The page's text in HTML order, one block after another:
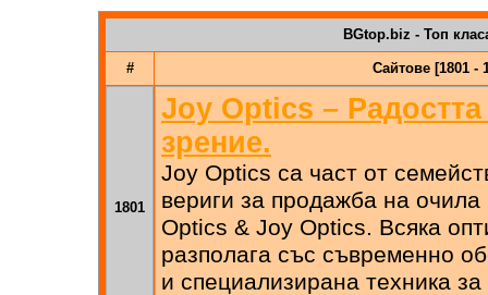
BGtop.biz - Топ
# Сайтове [1801 -
1801
Joy Optics –
зрение.
Joy Optics са част от
вериги за продажба на
Optics & Joy Optics. Всяка
разполага със съвременно
и специализирана техника